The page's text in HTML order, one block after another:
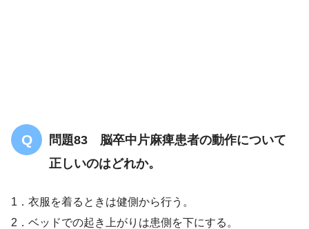
問題83 脳卒中片麻痺患者の動作について
正しいのはどれか。
1．衣服を着るときは健側から行う。
2．ベッドでの起き上がりは患側を下にする。